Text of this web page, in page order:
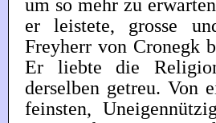
um so mehr zu
er leistete, grosse
Freyherr von Cronegk
Er liebte die
derselben getreu. Von
feinsten,